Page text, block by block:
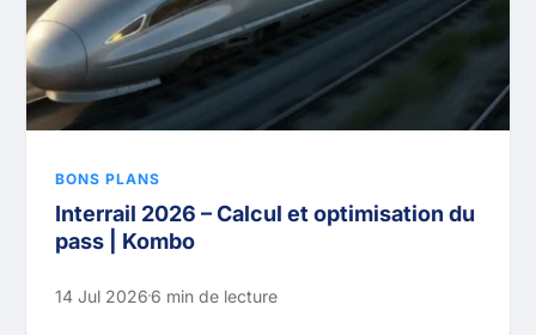
BONS PLANS
Interrail 2026 – Calcul et optimisation du
pass | Kombo
14 Jul 20266 min de lecture